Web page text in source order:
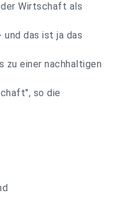
Wirtschaft als
das ist ja das
zu einer nachhaltigen
so die